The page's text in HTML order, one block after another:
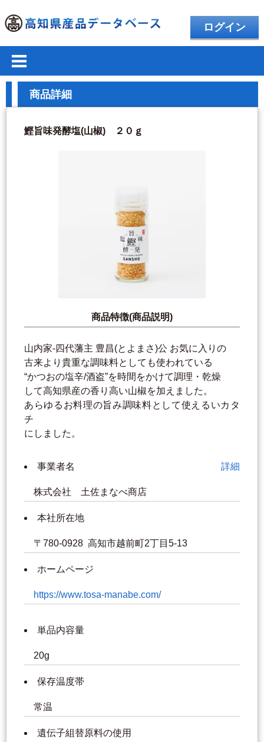
ログイン
商品詳細
鰹旨味発酵塩(山椒) ２０ｇ
商品特徴(商品説明)
山内家-四代藩主 豊昌(とよまさ)公 お気に入りの
古来より貴重な調味料としても使われている
“かつおの塩辛/酒盗”を時間をかけて調理・乾燥
して高知県産の香り高い山椒を加えました。
あらゆるお料理の旨み調味料として使えるいカタ
チ
にしました。
事業者名 詳細
株式会社 土佐まなべ商店
本社所在地
〒780-0928 高知市越前町2丁目5-13
ホームページ
https://www.tosa-manabe.com/
単品内容量
20g
保存温度帯
常温
遺伝子組替原料の使用